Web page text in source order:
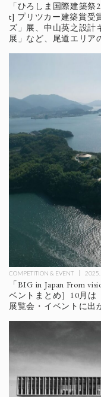
「ひろしま国際建築
t] プリツカー建築賞受
ズ」展、中山英之設計
展」など、尾道エリア
COMPETITION & EVENT
「BIG in Japan From
ベントまとめ］10月は
展覧会・イベントに出